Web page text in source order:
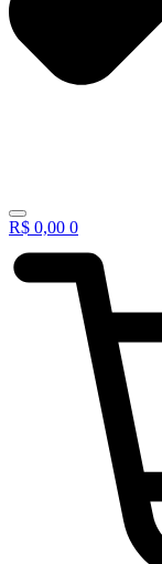
R$ 0,00 0